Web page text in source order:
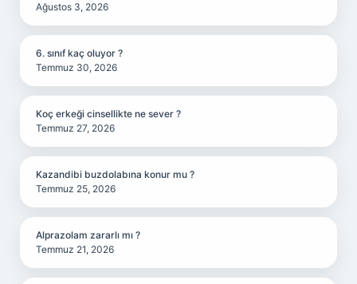
Ağustos 3, 2026
6. sınıf kaç oluyor ?
Temmuz 30, 2026
Koç erkeği cinsellikte ne sever ?
Temmuz 27, 2026
Kazandibi buzdolabına konur mu ?
Temmuz 25, 2026
Alprazolam zararlı mı ?
Temmuz 21, 2026